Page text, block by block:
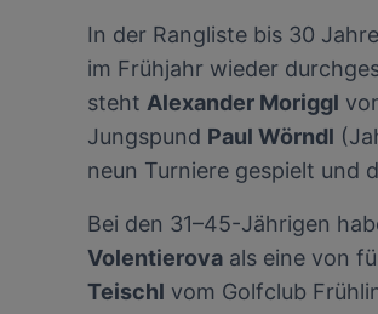
In der Rangliste bis 30
im Frühjahr wieder
steht Alexander Moriggl
Jungspund Paul Wörndl
neun Turniere gespielt und
Bei den 31–45-Jährigen
Volentierova als eine von
Teischl vom Golfclub